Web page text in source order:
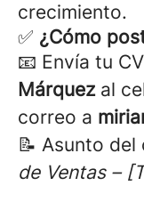
crecimiento.
✅ ¿Cómo
📧 Envía tu
Márquezal
correo a
📝 Asunto del
de Ventas –